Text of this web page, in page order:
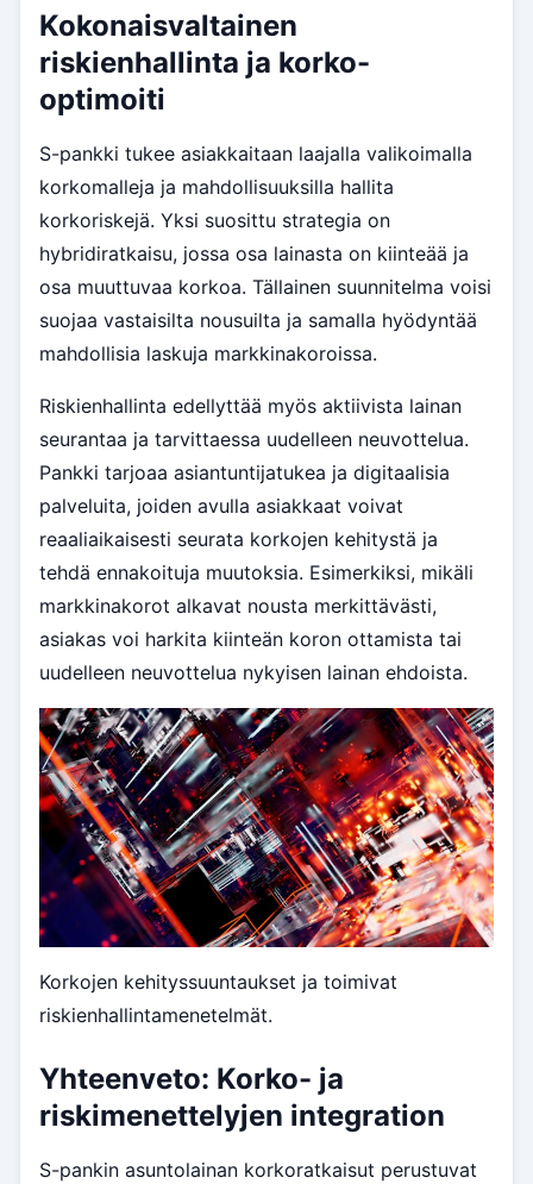
Kokonaisvaltainen
riskienhallinta ja korko-
optimoiti
S-pankki tukee asiakkaitaan laajalla valikoimalla
korkomalleja ja mahdollisuuksilla hallita
korkoriskejä. Yksi suosittu strategia on
hybridiratkaisu, jossa osa lainasta on kiinteää ja
osa muuttuvaa korkoa. Tällainen suunnitelma voisi
suojaa vastaisilta nousuilta ja samalla hyödyntää
mahdollisia laskuja markkinakoroissa.
Riskienhallinta edellyttää myös aktiivista lainan
seurantaa ja tarvittaessa uudelleen neuvottelua.
Pankki tarjoaa asiantuntijatukea ja digitaalisia
palveluita, joiden avulla asiakkaat voivat
reaaliaikaisesti seurata korkojen kehitystä ja
tehdä ennakoituja muutoksia. Esimerkiksi, mikäli
markkinakorot alkavat nousta merkittävästi,
asiakas voi harkita kiinteän koron ottamista tai
uudelleen neuvottelua nykyisen lainan ehdoista.
Korkojen kehityssuuntaukset ja toimivat
riskienhallintamenetelmät.
Yhteenveto: Korko- ja
riskimenettelyjen integration
S-pankin asuntolainan korkoratkaisut perustuvat